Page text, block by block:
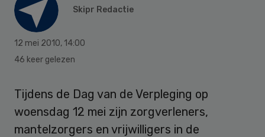
Skipr Redactie
12 mei 2010, 14:00
46 keer gelezen
Tijdens de Dag van de Verpleging op
woensdag 12 mei zijn zorgverleners,
mantelzorgers en vrijwilligers in de